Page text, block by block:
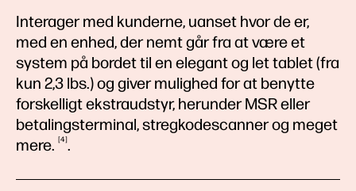
Interager med kunderne, uanset hvor de er,
med en enhed, der nemt går fra at være et
system på bordet til en elegant og let tablet (fra
kun 2,3 lbs.) og giver mulighed for at benytte
forskelligt ekstraudstyr, herunder MSR eller
betalingsterminal, stregkodescanner og meget
mere.
4 .